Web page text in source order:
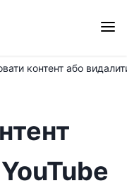
контент або